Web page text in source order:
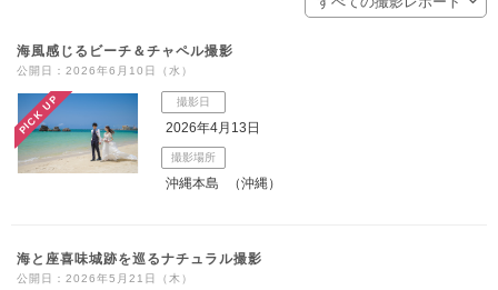
ブログ
アクセス/TEL
こだわりポイント
海風感じるビーチ＆チャペル撮影
公開日：2026年6月10日（水）
PICK UP 撮影日
2026年4月13日
撮影場所
沖縄本島 （沖縄）
海と座喜味城跡を巡るナチュラル撮影
公開日：2026年5月21日（木）